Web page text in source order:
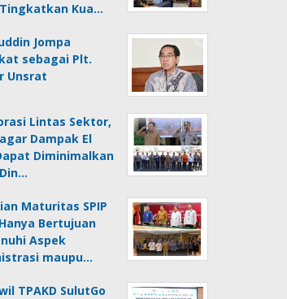
Kua…
Jompa
sebagai Plt.
Unsrat
Lintas Sektor,
Dampak El
Diminimalkan
Maturitas SPIP
Bertujuan
Aspek
maupu…
TPAKD SulutGo